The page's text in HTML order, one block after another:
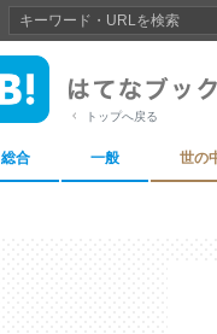
トップへ戻る
総合 一般 世の